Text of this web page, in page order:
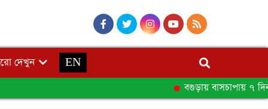
দেখুন
EN
বগুড়ায় বাসচাপায় ৭